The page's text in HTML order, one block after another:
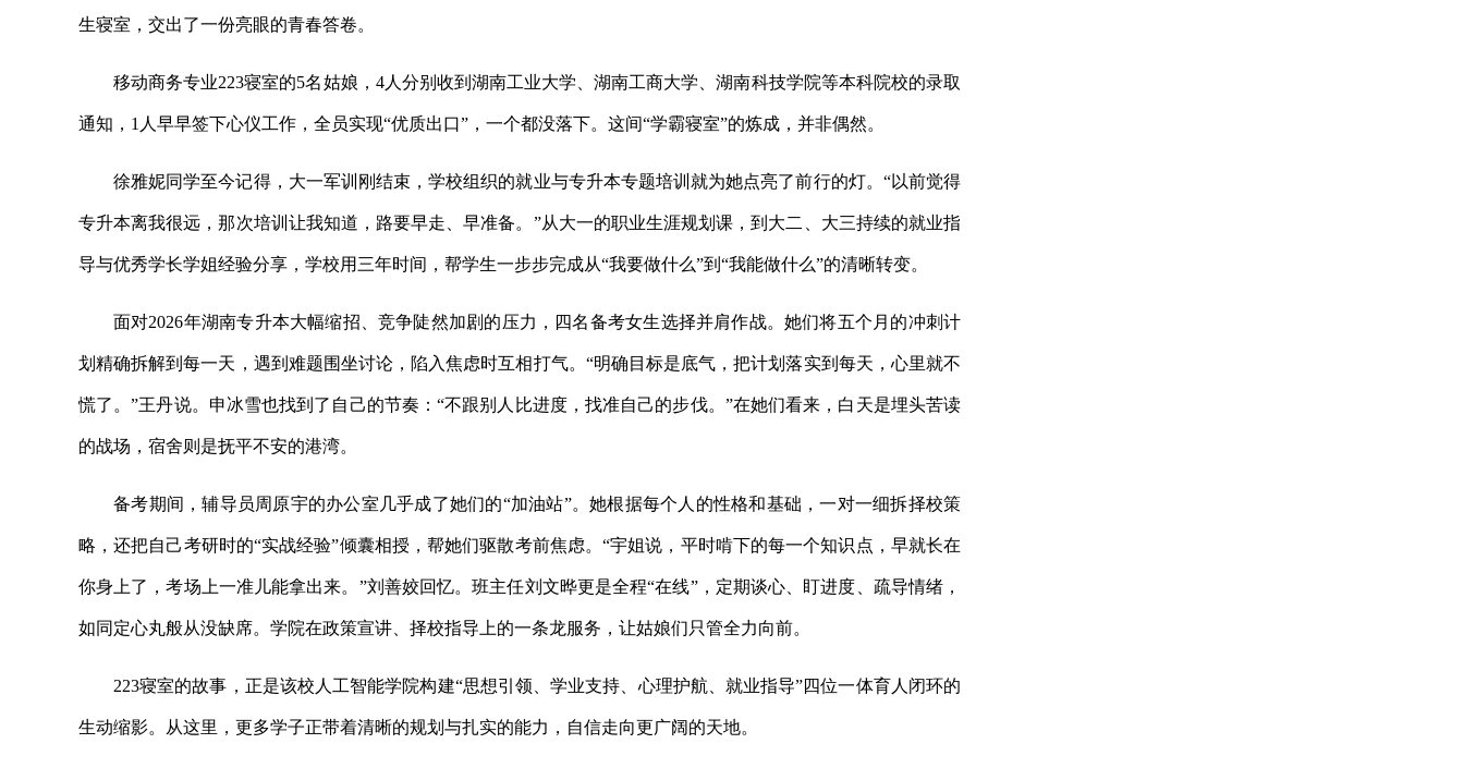
生寝室，交出了一份亮眼的青春答卷。
移动商务专业223寝室的5名姑娘，4人分别收到湖南工业大学、湖南工商大学、湖南科技学院等本科院校的录取
通知，1人早早签下心仪工作，全员实现“优质出口”，一个都没落下。这间“学霸寝室”的炼成，并非偶然。
徐雅妮同学至今记得，大一军训刚结束，学校组织的就业与专升本专题培训就为她点亮了前行的灯。“以前觉得
专升本离我很远，那次培训让我知道，路要早走、早准备。”从大一的职业生涯规划课，到大二、大三持续的就业指
导与优秀学长学姐经验分享，学校用三年时间，帮学生一步步完成从“我要做什么”到“我能做什么”的清晰转变。
面对2026年湖南专升本大幅缩招、竞争陡然加剧的压力，四名备考女生选择并肩作战。她们将五个月的冲刺计
划精确拆解到每一天，遇到难题围坐讨论，陷入焦虑时互相打气。“明确目标是底气，把计划落实到每天，心里就不
慌了。”王丹说。申冰雪也找到了自己的节奏：“不跟别人比进度，找准自己的步伐。”在她们看来，白天是埋头苦读
的战场，宿舍则是抚平不安的港湾。
备考期间，辅导员周原宇的办公室几乎成了她们的“加油站”。她根据每个人的性格和基础，一对一细拆择校策
略，还把自己考研时的“实战经验”倾囊相授，帮她们驱散考前焦虑。“宇姐说，平时啃下的每一个知识点，早就长在
你身上了，考场上一准儿能拿出来。”刘善姣回忆。班主任刘文晔更是全程“在线”，定期谈心、盯进度、疏导情绪，
如同定心丸般从没缺席。学院在政策宣讲、择校指导上的一条龙服务，让姑娘们只管全力向前。
223寝室的故事，正是该校人工智能学院构建“思想引领、学业支持、心理护航、就业指导”四位一体育人闭环的
生动缩影。从这里，更多学子正带着清晰的规划与扎实的能力，自信走向更广阔的天地。